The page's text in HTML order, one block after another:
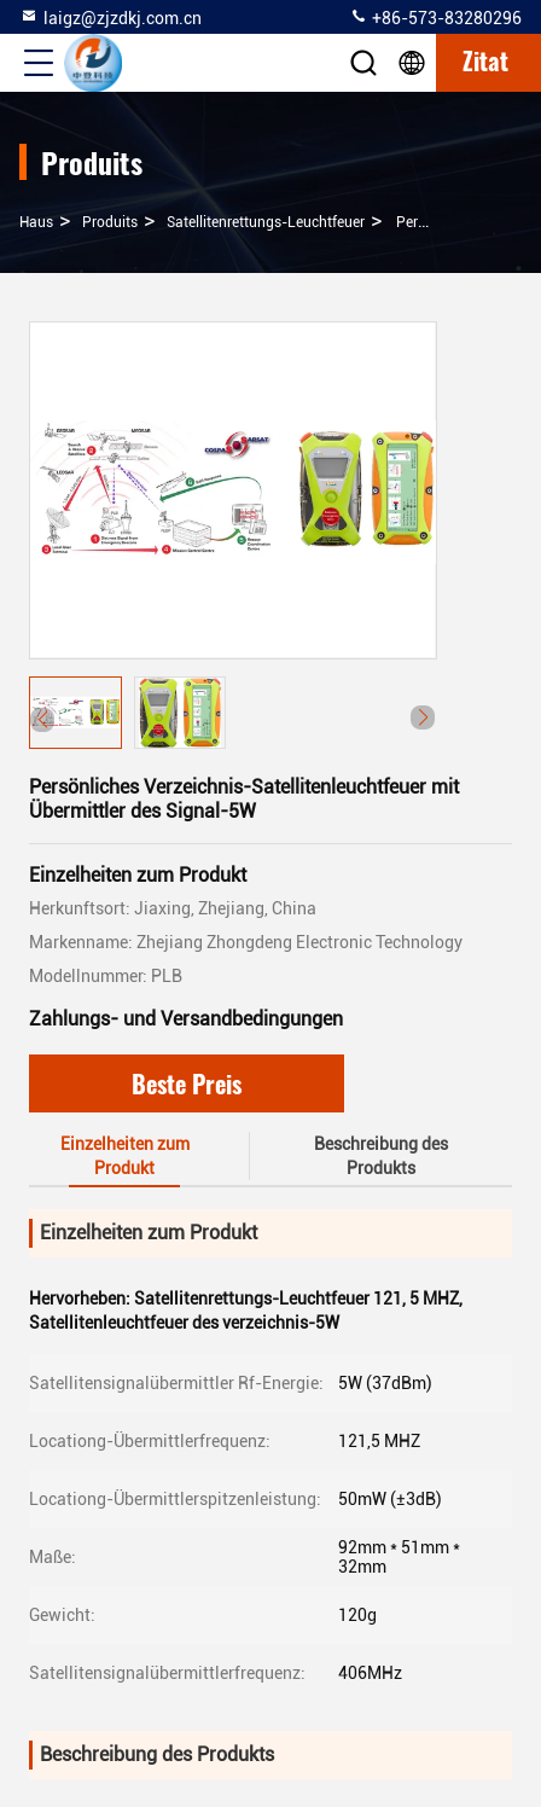
laigz@zjzdkj.com.cn +86-573-83280296
Zitat
Produits
Haus > Produits > Satellitenrettungs-Leuchtfeuer > Persönliches Verzeichnis-Satellitenleuchtfeuer Mit Übermittler Des Signal-5W
Persönliches Verzeichnis-Satellitenleuchtfeuer mit
Übermittler des Signal-5W
Einzelheiten zum Produkt
Herkunftsort: Jiaxing, Zhejiang, China
Markenname: Zhejiang Zhongdeng Electronic Technology
Modellnummer: PLB
Zahlungs- und Versandbedingungen
Beste Preis
Einzelheiten zum
Produkt
Beschreibung des
Produkts
Einzelheiten zum Produkt
Hervorheben: Satellitenrettungs-Leuchtfeuer 121 , 5 MHZ,
Satellitenleuchtfeuer des verzeichnis-5W
Satellitensignalübermittler Rf-Energie: 5W (37dBm)
Locationg-Übermittlerfrequenz: 121,5 MHZ
Locationg-Übermittlerspitzenleistung: 50mW (±3dB)
Maße:
92mm * 51mm *
32mm
Gewicht: 120g
Satellitensignalübermittlerfrequenz: 406MHz
Beschreibung des Produkts